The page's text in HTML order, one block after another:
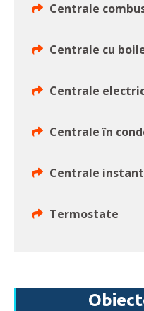
Centrale
Centrale cu
Centrale
Centrale în
Centrale
Termostate